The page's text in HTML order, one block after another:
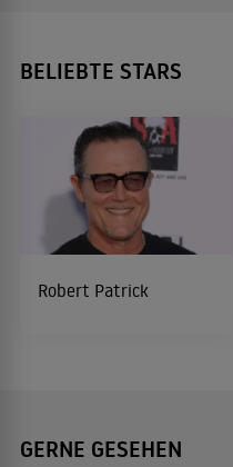
BELIEBTE STARS
Robert Patrick
GERNE GESEHEN